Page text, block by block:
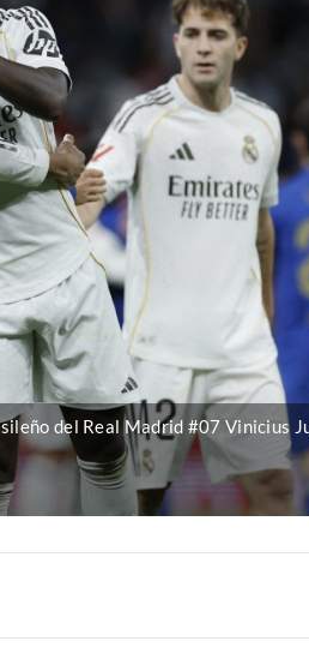
del Real Madrid #07 Vinicius